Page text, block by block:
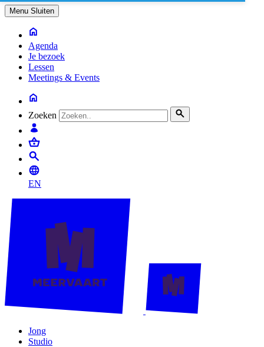
Menu Sluiten
Agenda
Je bezoek
Lessen
Meetings & Events
Zoeken
EN
Jong
Studio